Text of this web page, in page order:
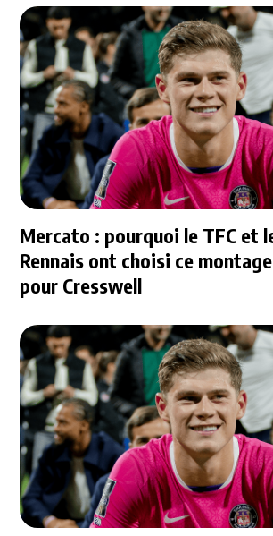
Mercato : pourquoi le TFC et
Rennais ont choisi ce
pour Cresswell